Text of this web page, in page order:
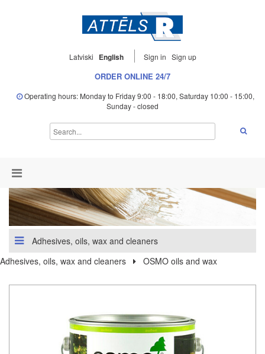
Latviski English Sign in Sign up
ORDER ONLINE 24/7
Operating hours: Monday to Friday 9:00 - 18:00, Saturday 10:00 - 15:00,
Sunday - closed
Adhesives, oils, wax and cleaners
Adhesives, oils, wax and cleaners
OSMO oils and wax